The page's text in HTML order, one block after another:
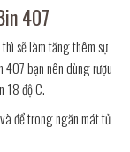
407
sẽ làm tăng thêm sự
bạn nên dùng rượu
18 độ C.
để trong ngăn mát tủ